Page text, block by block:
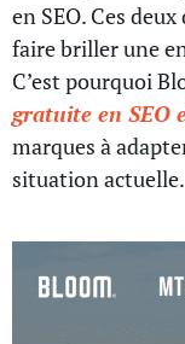
en SEO. Ces
faire briller une
C’est pourquoi
gratuite en SEO
marques à
situation actuelle.